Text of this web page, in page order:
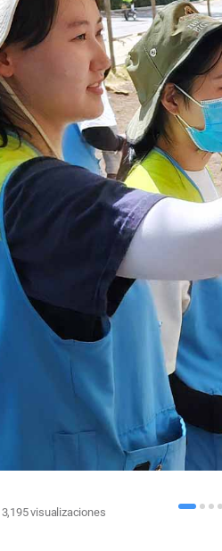
3,195visualizaciones